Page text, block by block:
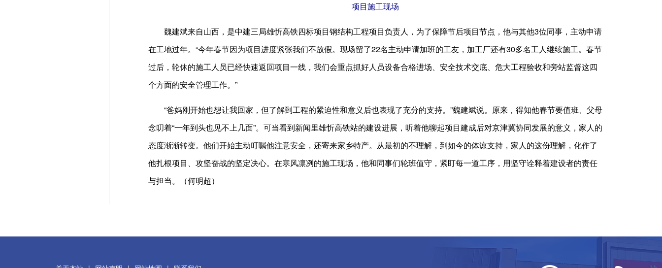
项目施工现场
魏建斌来自山西，是中建三局雄忻高铁四标项目钢结构工程项目负责人，为了保障节后项目节点，他与其他3位同事，主动申请
在工地过年。“今年春节因为项目进度紧张我们不放假。现场留了22名主动申请加班的工友，加工厂还有30多名工人继续施工。春节
过后，轮休的施工人员已经快速返回项目一线，我们会重点抓好人员设备合格进场、安全技术交底、危大工程验收和旁站监督这四
个方面的安全管理工作。”
“爸妈刚开始也想让我回家，但了解到工程的紧迫性和意义后也表现了充分的支持。”魏建斌说。原来，得知他春节要值班、父母
念叨着“一年到头也见不上几面”。可当看到新闻里雄忻高铁站的建设进展，听着他聊起项目建成后对京津冀协同发展的意义，家人的
态度渐渐转变。他们开始主动叮嘱他注意安全，还寄来家乡特产。从最初的不理解，到如今的体谅支持，家人的这份理解，化作了
他扎根项目、攻坚奋战的坚定决心。在寒风凛冽的施工现场，他和同事们轮班值守，紧盯每一道工序，用坚守诠释着建设者的责任
与担当。（何明超）